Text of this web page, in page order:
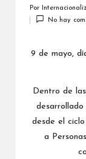
por
Por
No hay
9 de mayo,
Dentro de
desde el
a